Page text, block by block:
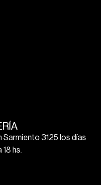
3125 los días
18 hs.